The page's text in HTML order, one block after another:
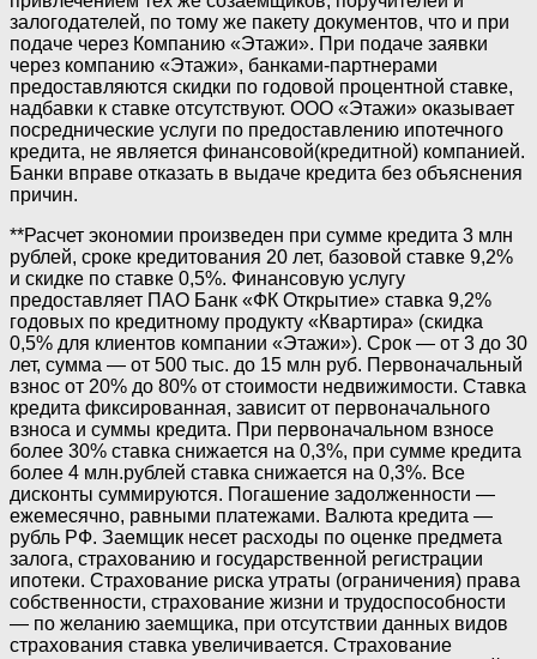
залогодателей, по тому же пакету документов, что и при
подаче через Компанию «Этажи». При подаче заявки
через компанию «Этажи», банками-партнерами
предоставляются скидки по годовой процентной ставке,
надбавки к ставке отсутствуют. ООО «Этажи» оказывает
посреднические услуги по предоставлению ипотечного
кредита, не является финансовой(кредитной) компанией.
Банки вправе отказать в выдаче кредита без объяснения
причин.
**Расчет экономии произведен при сумме кредита 3 млн
рублей, сроке кредитования 20 лет, базовой ставке 9,2%
и скидке по ставке 0,5%. Финансовую услугу
предоставляет ПАО Банк «ФК Открытие» ставка 9,2%
годовых по кредитному продукту «Квартира» (скидка
0,5% для клиентов компании «Этажи»). Срок — от 3 до 30
лет, сумма — от 500 тыс. до 15 млн руб. Первоначальный
взнос от 20% до 80% от стоимости недвижимости. Ставка
кредита фиксированная, зависит от первоначального
взноса и суммы кредита. При первоначальном взносе
более 30% ставка снижается на 0,3%, при сумме кредита
более 4 млн.рублей ставка снижается на 0,3%. Все
дисконты суммируются. Погашение задолженности —
ежемесячно, равными платежами. Валюта кредита —
рубль РФ. Заемщик несет расходы по оценке предмета
залога, страхованию и государственной регистрации
ипотеки. Страхование риска утраты (ограничения) права
собственности, страхование жизни и трудоспособности
— по желанию заемщика, при отсутствии данных видов
страхования ставка увеличивается. Страхование